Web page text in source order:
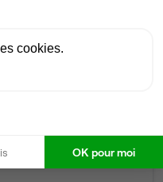
bureaux et
à Évry-
ESSONNE
cookies.
OK pour moi